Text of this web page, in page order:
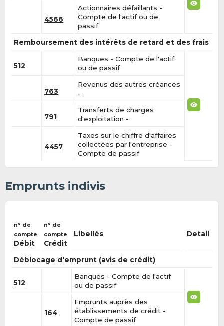
4566
Actionnaires défaillants -
Compte de l'actif ou de
passif
Remboursement des intérêts de retard et des frais
512
Banques - Compte de l'actif
ou de passif
763
Revenus des autres créances
-
791
Transferts de charges
d'exploitation -
4457
Taxes sur le chiffre d'affaires
collectées par l'entreprise -
Compte de passif
Emprunts indivis
n° de
compte
Débit
n° de
compte
Crédit
Libellés Detail
Déblocage d'emprunt (avis de crédit)
512
Banques - Compte de l'actif
ou de passif
164
Emprunts auprès des
établissements de crédit -
Compte de passif